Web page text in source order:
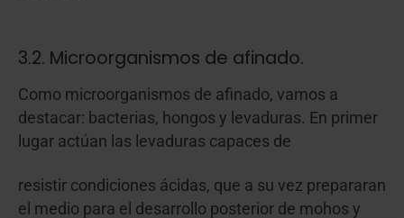
3.2. Microorganismos de afinado.
Como microorganismos de afinado, vamos a
destacar: bacterias, hongos y levaduras. En primer
lugar actúan las levaduras capaces de
resistir condiciones ácidas, que a su vez prepararan
el medio para el desarrollo posterior de mohos y